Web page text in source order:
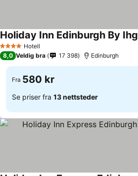
4 StjernerHotell
Holiday Inn Edinburgh By Ihg
8,0 Veldig bra 17 398 Edinburgh
Fra 580 kr
Se priser fra 13 nettsteder